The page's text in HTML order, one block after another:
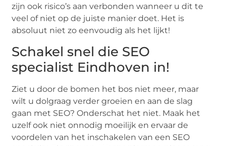
zijn ook risico’s aan verbonden wanneer u dit te
veel of niet op de juiste manier doet. Het is
absoluut niet zo eenvoudig als het lijkt!
Schakel snel die SEO
specialist Eindhoven in!
Ziet u door de bomen het bos niet meer, maar
wilt u dolgraag verder groeien en aan de slag
gaan met SEO? Onderschat het niet. Maak het
uzelf ook niet onnodig moeilijk en ervaar de
voordelen van het inschakelen van een SEO